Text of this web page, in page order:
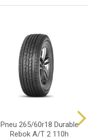
Pneu 265/60r18 Durable
Rebok A/T 2 110h